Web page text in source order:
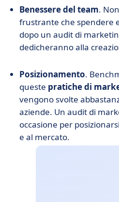
Benessere del team.
frustrante che spendere
dopo un audit di
dedicheranno alla
Posizionamento.
queste pratiche di
vengono svolte
aziende. Un audit di
occasione per
e al mercato.